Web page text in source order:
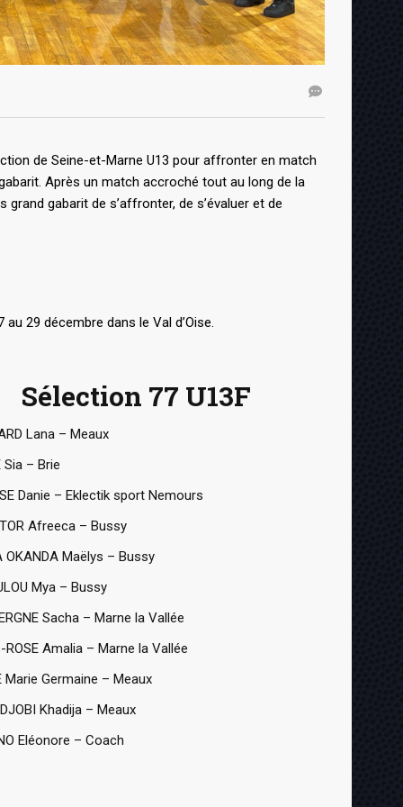
de Seine-et-Marne U13 pour affronter en match
Après un match accroché tout au long de la
gabarit de s’affronter, de s’évaluer et de
29 décembre dans le Val d’Oise.
Sélection 77 U13F
Lana – Meaux
Sia – Brie
Danie – Eklectik sport Nemours
Afreeca – Bussy
OKANDA Maëlys – Bussy
Mya – Bussy
Sacha – Marne la Vallée
ROSE Amalia – Marne la Vallée
Marie Germaine – Meaux
Khadija – Meaux
Eléonore – Coach